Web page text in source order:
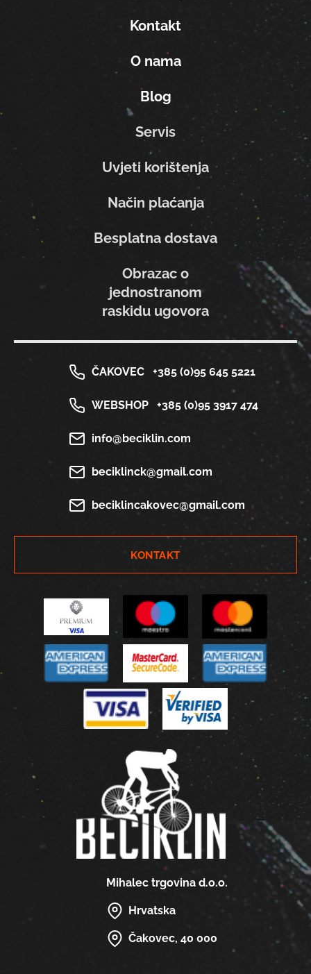
Mihalec trgovina d.o.o.
Hrvatska
Čakovec, 40 000
Kontakt
O nama
Blog
Servis
Uvjeti korištenja
Način plaćanja
Besplatna dostava
Obrazac o
jednostranom
raskidu ugovora
ČAKOVEC +385 (0)95 645 5221
WEBSHOP +385 (0)95 3917 474
info@beciklin.com
beciklinck@gmail.com
beciklincakovec@gmail.com
KONTAKT